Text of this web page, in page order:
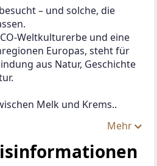
– und solche, die
Weltkulturerbe und eine
Europas, steht für
aus Natur, Geschichte
Melk und Krems..
Mehr